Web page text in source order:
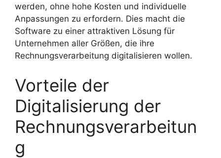
werden, ohne hohe Kosten und individuelle
Anpassungen zu erfordern. Dies macht die
Software zu einer attraktiven Lösung für
Unternehmen aller Größen, die ihre
Rechnungsverarbeitung digitalisieren wollen.
Vorteile der
Digitalisierung der
Rechnungsverarbeitun
g